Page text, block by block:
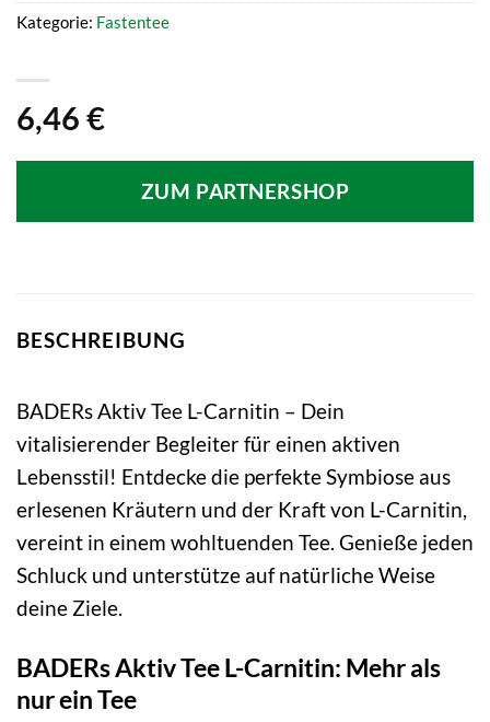
6,46 €
ZUM PARTNERSHOP
Kategorie: Fastentee
BESCHREIBUNG
BADERs Aktiv Tee L-Carnitin – Dein
vitalisierender Begleiter für einen aktiven
Lebensstil! Entdecke die perfekte Symbiose aus
erlesenen Kräutern und der Kraft von L-Carnitin,
vereint in einem wohltuenden Tee. Genieße jeden
Schluck und unterstütze auf natürliche Weise
deine Ziele.
BADERs Aktiv Tee L-Carnitin: Mehr als
nur ein Tee